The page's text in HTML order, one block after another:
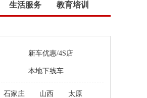
生活服务 教育培训
新车优惠/4S店
本地下线车
石家庄 山西 太原